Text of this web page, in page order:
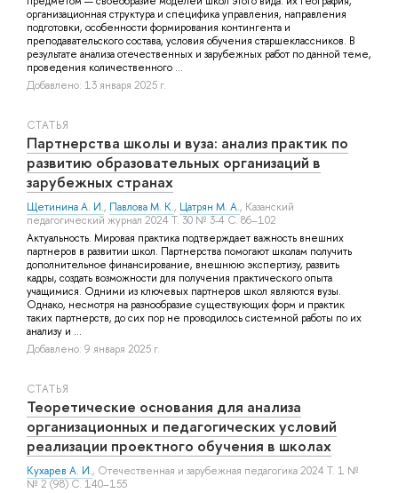
организационная структура и специфика управления, направления
подготовки, особенности формирования контингента и
преподавательского состава, условия обучения старшеклассников. В
результате анализа отечественных и зарубежных работ по данной теме,
проведения количественного ...
Добавлено: 13 января 2025 г.
СТАТЬЯ
Партнерства школы и вуза: анализ практик по
развитию образовательных организаций в
зарубежных странах
Щетинина А. И., Павлова М. К., Цатрян М. А., Казанский
педагогический журнал 2024 Т. 30 № 3-4 С. 86–102
Актуальность. Мировая практика подтверждает важность внешних
партнеров в развитии школ. Партнерства помогают школам получить
дополнительное финансирование, внешнюю экспертизу, развить
кадры, создать возможности для получения практического опыта
учащимися. Одними из ключевых партнеров школ являются вузы.
Однако, несмотря на разнообразие существующих форм и практик
таких партнерств, до сих пор не проводилось системной работы по их
анализу и ...
Добавлено: 9 января 2025 г.
СТАТЬЯ
Теоретические основания для анализа
организационных и педагогических условий
реализации проектного обучения в школах
Кухарев А. И., Отечественная и зарубежная педагогика 2024 Т. 1 №
№ 2 (98) С. 140–155